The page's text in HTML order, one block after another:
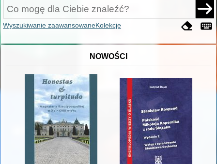
Wyszukiwanie zaawansowaneKolekcje
NOWOŚCI